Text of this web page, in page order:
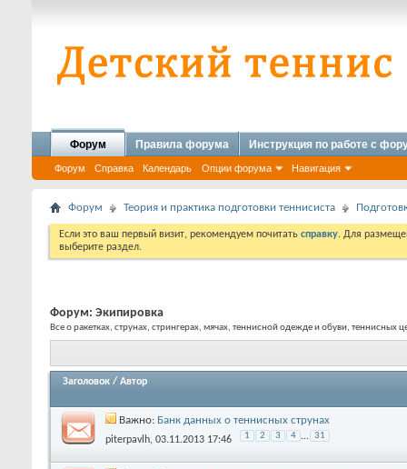
Форум
Форум Справка Календарь Опции форума Навигация
Правила форума Инструкция по работе с
Форум Теория и практика подготовки теннисиста
Если это ваш первый визит, рекомендуем почитать справку. Для
выберите раздел.
Форум: Экипировка
Все о ракетках, струнах, стрингерах, мячах, теннисной одежде и обуви, теннисных
Заголовок / Автор
Важно: Банк данных о теннисных струнах
piterpavlh, 03.11.2013 17:46 1 2 3 4 ... 31